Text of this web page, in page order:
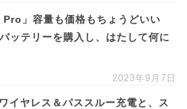
」容量も価格もちょうどいい
ッテリーを購入し、はたして何に
2023年9月7日
イヤレス＆パススルー充電と、ス